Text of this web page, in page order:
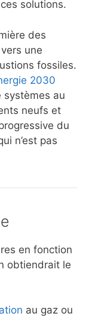
solutions.
des
une
fossiles.
2030
systèmes au
neufs et
du
n’est pas
en fonction
obtiendrait le
au gaz ou